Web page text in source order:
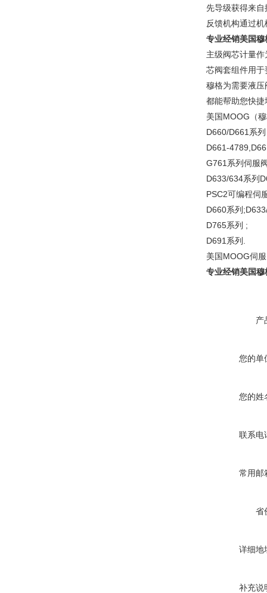
先导级获得来
反馈机构通过
专业经销美国
主级阀芯计量
芯阀套组件用
穆格为需要液
都能帮助您快
美国MOOG（
D660/D661系列
D661-
G761系列伺服
D633/634系列
PSC2可编程伺
D660系列
D765系列 ;
D691系列.
美国MOOG伺
专业经销美国
产
您的单
您的姓
联系电
常用邮
省
详细地
补充说